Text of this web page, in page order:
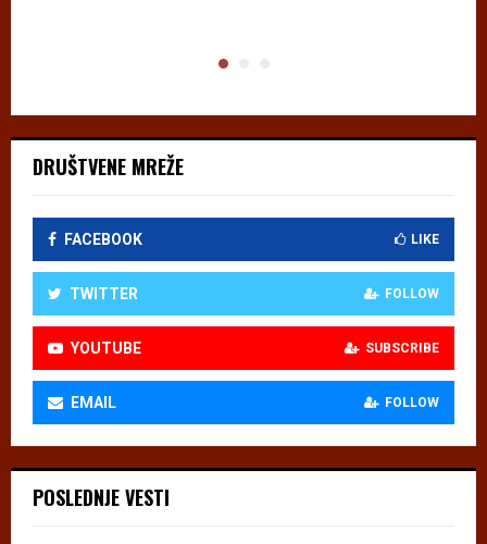
DRUŠTVENE MREŽE
FACEBOOK LIKE
TWITTER FOLLOW
YOUTUBE SUBSCRIBE
EMAIL FOLLOW
POSLEDNJE VESTI